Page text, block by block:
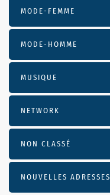
MODE-FEMME
MODE-HOMME
MUSIQUE
NETWORK
NON CLASSÉ
NOUVELLES ADRESSES